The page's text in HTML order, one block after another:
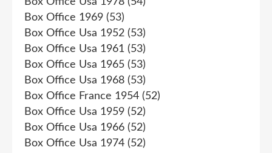
Box Office 1969 (53)
Box Office Usa 1952 (53)
Box Office Usa 1961 (53)
Box Office Usa 1965 (53)
Box Office Usa 1968 (53)
Box Office France 1954 (52)
Box Office Usa 1959 (52)
Box Office Usa 1966 (52)
Box Office Usa 1974 (52)